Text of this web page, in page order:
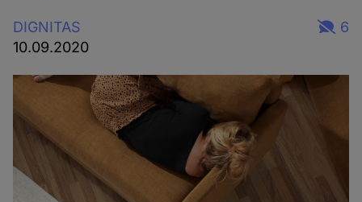
DIGNITAS
10.09.2020
6